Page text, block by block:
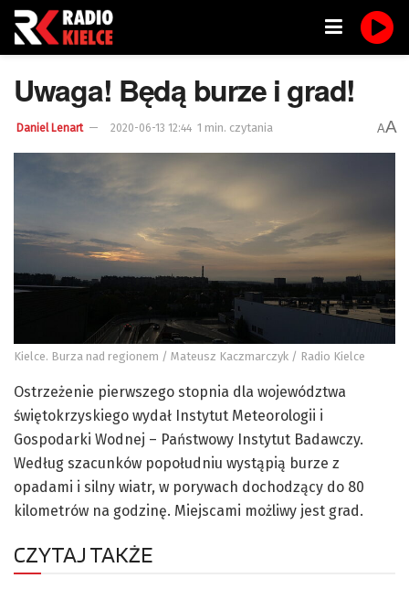
Uwaga! Będą burze i grad!
Daniel Lenart 2020-06-13 12:44 1 min. czytania AA
Kielce. Burza nad regionem / Mateusz Kaczmarczyk / Radio Kielce
Ostrzeżenie pierwszego stopnia dla województwa
świętokrzyskiego wydał Instytut Meteorologii i
Gospodarki Wodnej – Państwowy Instytut Badawczy.
Według szacunków popołudniu wystąpią burze z
opadami i silny wiatr, w porywach dochodzący do 80
kilometrów na godzinę. Miejscami możliwy jest grad.
CZYTAJ TAKŻE